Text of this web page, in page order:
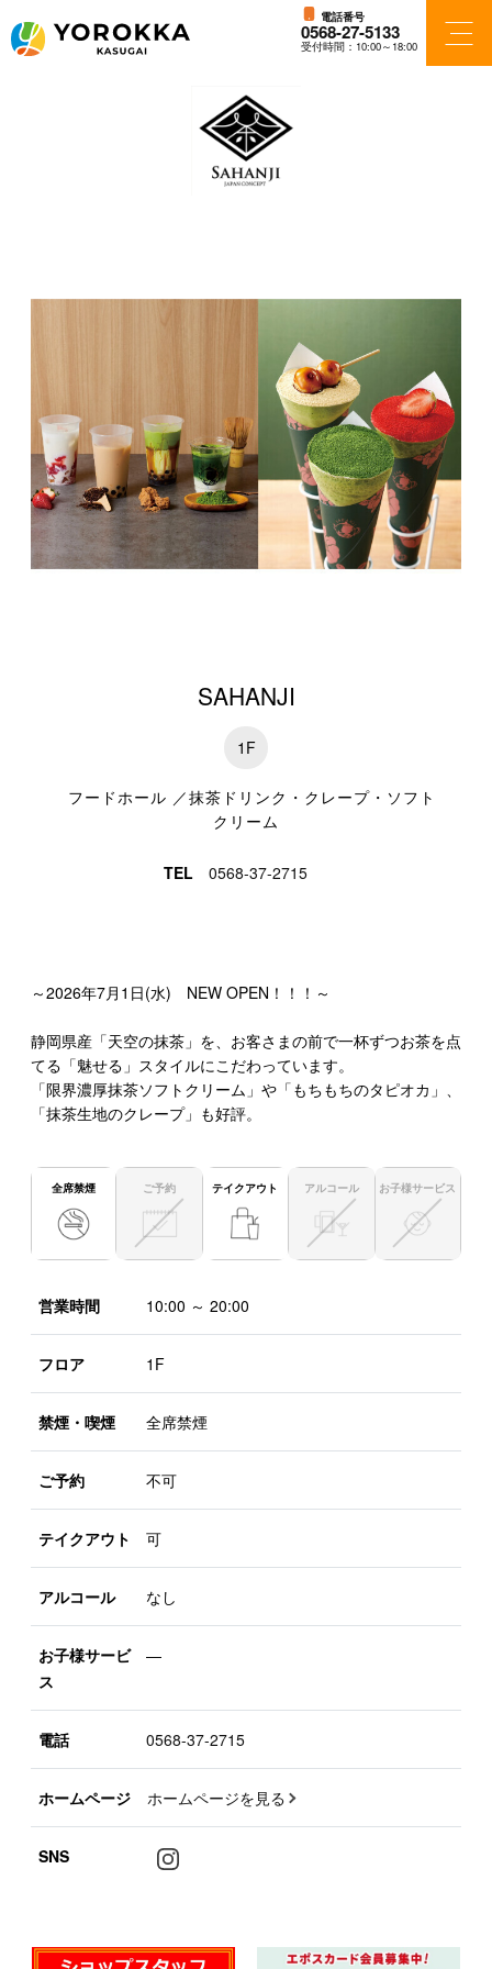
電話番号
0568-27-5133
受付時間：10:00～18:00
SAHANJI
1F
フードホール ／抹茶ドリンク・クレープ・ソフト
クリーム
TEL 0568-37-2715
～2026年7月1日(水) NEW OPEN！！！～
静岡県産「天空の抹茶」を、お客さまの前で一杯ずつお茶を点
てる「魅せる」スタイルにこだわっています。
「限界濃厚抹茶ソフトクリーム」や「もちもちのタピオカ」、
「抹茶生地のクレープ」も好評。
全席禁煙 ご予約 テイクアウト アルコール お子様サービス
営業時間 10:00 ～ 20:00
フロア 1F
禁煙・喫煙 全席禁煙
ご予約 不可
テイクアウト 可
アルコール なし
お子様サービ
ス
―
電話 0568-37-2715
ホームページ ホームページを見る
SNS
フロアガイド
ショップ検索
ニュース＆イベント
特集一覧